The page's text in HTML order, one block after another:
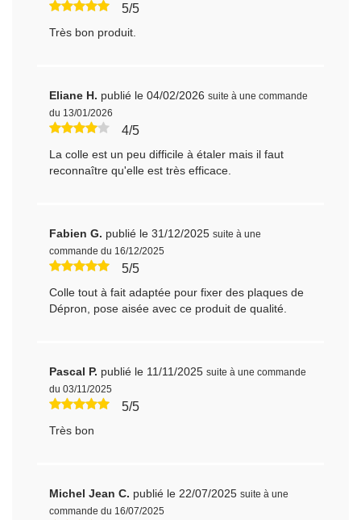
5/5
Très bon produit.
Eliane H. publié le 04/02/2026 suite à une commande
du 13/01/2026
4/5
La colle est un peu difficile à étaler mais il faut
reconnaître qu'elle est très efficace.
Fabien G. publié le 31/12/2025 suite à une
commande du 16/12/2025
5/5
Colle tout à fait adaptée pour fixer des plaques de
Dépron, pose aisée avec ce produit de qualité.
Pascal P. publié le 11/11/2025 suite à une commande
du 03/11/2025
5/5
Très bon
Michel Jean C. publié le 22/07/2025 suite à une
commande du 16/07/2025